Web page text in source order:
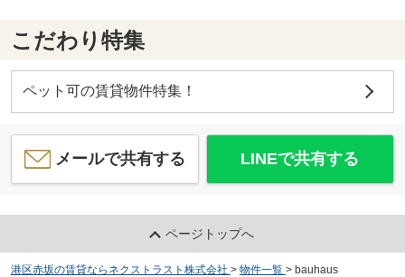
こだわり特集
ペット可の賃貸物件特集！
メールで共有する LINEで共有する
ページトップへ
港区赤坂の賃貸ならネクストラスト株式会社 > 物件一覧 > bauhaus